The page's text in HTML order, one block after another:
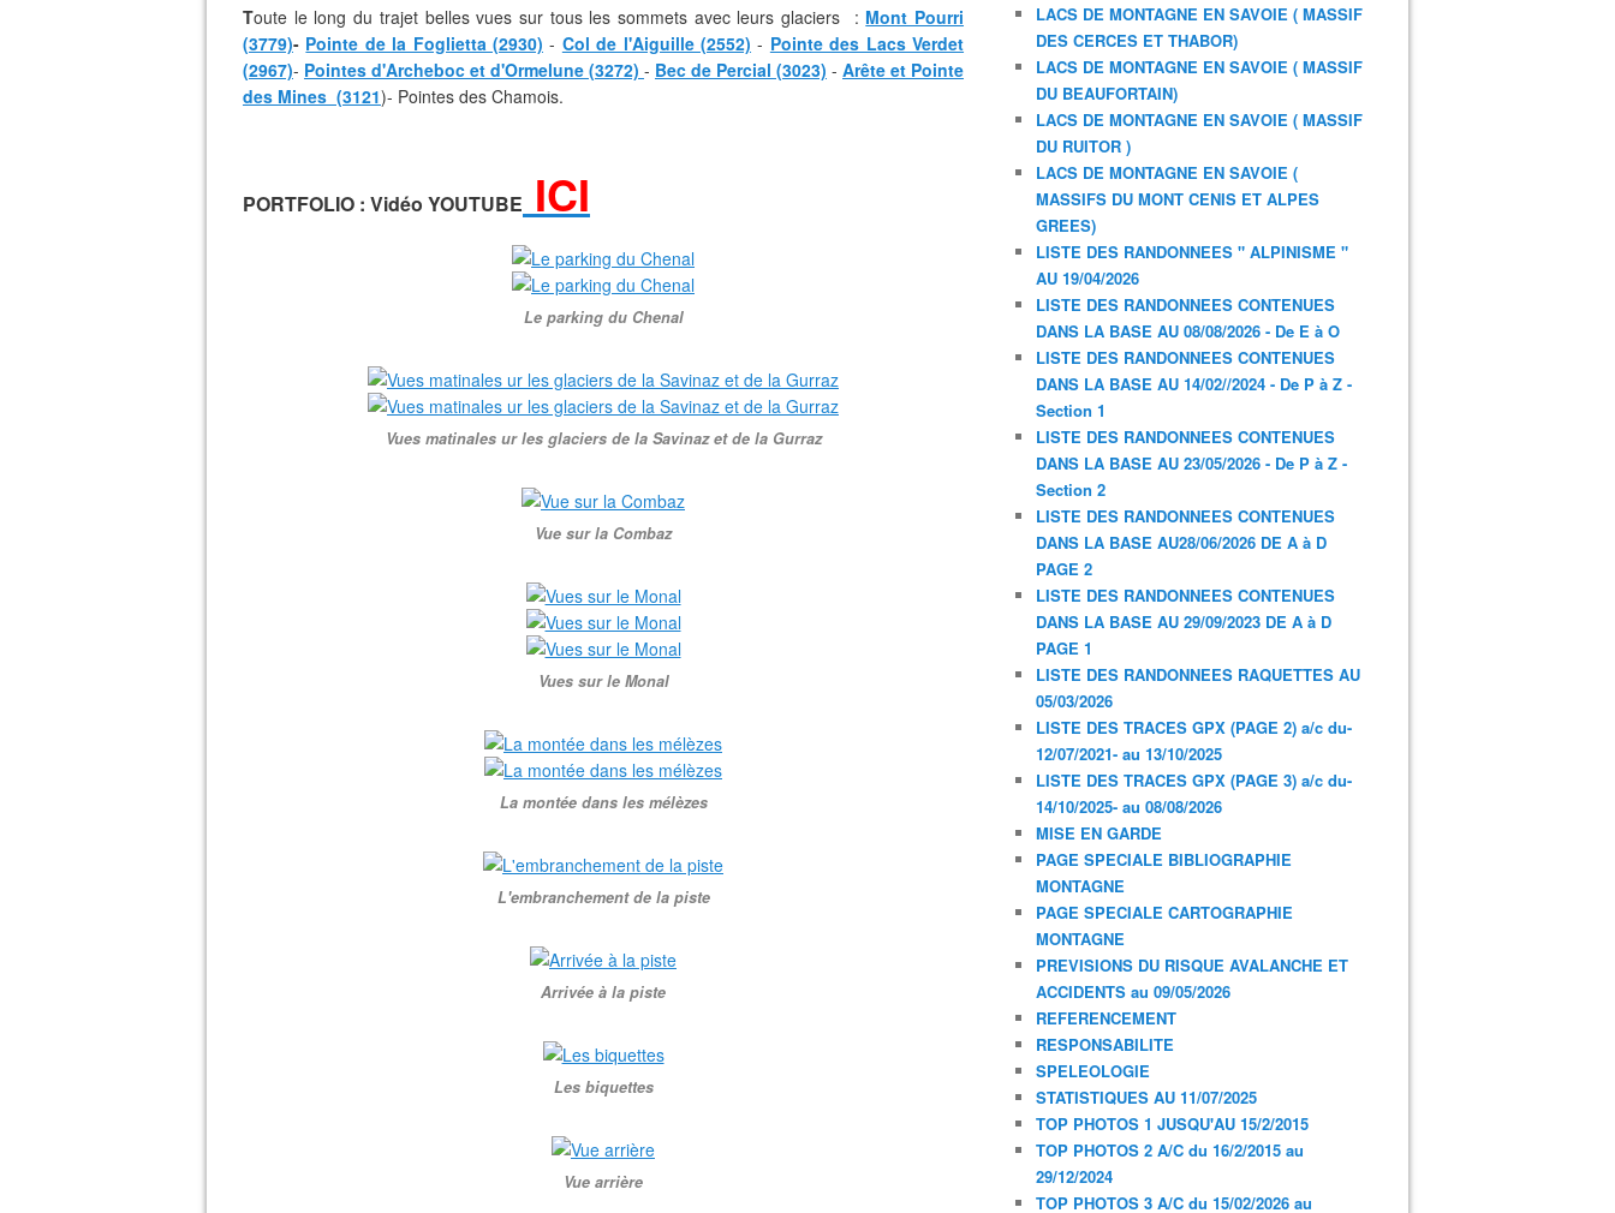
Toute le long du trajet belles vues sur tous les sommets avec leurs glaciers : Mont Pourri
(3779)- Pointe de la Foglietta (2930) - Col de l'Aiguille (2552) - Pointe des Lacs Verdet
(2967)- Pointes d'Archeboc et d'Ormelune (3272) - Bec de Percial (3023) - Arête et Pointe
des Mines (3121)- Pointes des Chamois.
PORTFOLIO : Vidéo YOUTUBE ICI
Le parking du Chenal
Vues matinales ur les glaciers de la Savinaz et de la Gurraz
Vue sur la Combaz
Vues sur le Monal
La montée dans les mélèzes
L'embranchement de la piste
Arrivée à la piste
Les biquettes
Vue arrière
LACS DE MONTAGNE EN SAVOIE ( MASSIF
DES CERCES ET THABOR)
LACS DE MONTAGNE EN SAVOIE ( MASSIF
DU BEAUFORTAIN)
LACS DE MONTAGNE EN SAVOIE ( MASSIF
DU RUITOR )
LACS DE MONTAGNE EN SAVOIE (
MASSIFS DU MONT CENIS ET ALPES
GREES)
LISTE DES RANDONNEES " ALPINISME "
AU 19/04/2026
LISTE DES RANDONNEES CONTENUES
DANS LA BASE AU 08/08/2026 - De E à O
LISTE DES RANDONNEES CONTENUES
DANS LA BASE AU 14/02//2024 - De P à Z -
Section 1
LISTE DES RANDONNEES CONTENUES
DANS LA BASE AU 23/05/2026 - De P à Z -
Section 2
LISTE DES RANDONNEES CONTENUES
DANS LA BASE AU28/06/2026 DE A à D
PAGE 2
LISTE DES RANDONNEES CONTENUES
DANS LA BASE AU 29/09/2023 DE A à D
PAGE 1
LISTE DES RANDONNEES RAQUETTES AU
05/03/2026
LISTE DES TRACES GPX (PAGE 2) a/c du-
12/07/2021- au 13/10/2025
LISTE DES TRACES GPX (PAGE 3) a/c du-
14/10/2025- au 08/08/2026
MISE EN GARDE
PAGE SPECIALE BIBLIOGRAPHIE
MONTAGNE
PAGE SPECIALE CARTOGRAPHIE
MONTAGNE
PREVISIONS DU RISQUE AVALANCHE ET
ACCIDENTS au 09/05/2026
REFERENCEMENT
RESPONSABILITE
SPELEOLOGIE
STATISTIQUES AU 11/07/2025
TOP PHOTOS 1 JUSQU'AU 15/2/2015
TOP PHOTOS 2 A/C du 16/2/2015 au
29/12/2024
TOP PHOTOS 3 A/C du 15/02/2026 au